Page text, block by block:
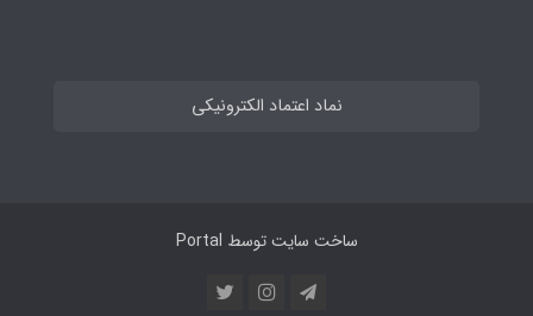
نماد اعتماد الکترونیکی
ساخت سایت توسط Portal